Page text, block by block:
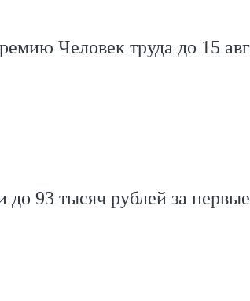
Человек труда до 15
93 тысяч рублей за